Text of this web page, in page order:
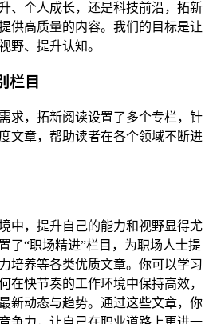
、个人成长，还是科技前沿，拓新
供高质量的内容。我们的目标是让
野、提升认知。
栏目
求，拓新阅读设置了多个专栏，针
文章，帮助读者在各个领域不断进
中，提升自己的能力和视野显得尤
了“职场精进”栏目，为职场人士提
培养等各类优质文章。你可以学习
在快节奏的工作环境中保持高效，
新动态与趋势。通过这些文章，你